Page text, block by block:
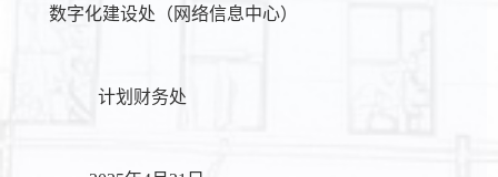
数字化建设处（网络信息中心）
计划财务处